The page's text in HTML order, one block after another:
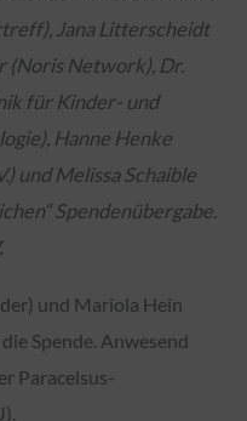
Jana Litterscheidt
(Noris Network), Dr.
für Kinder- und
Hanne Henke
und Melissa Schaible
Spendenübergabe.
und Mariola Hein
Spende. Anwesend
Paracelsus-